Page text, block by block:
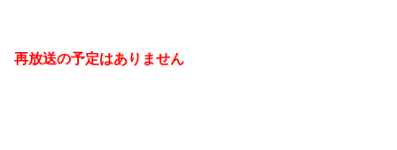
再放送の予定はありません